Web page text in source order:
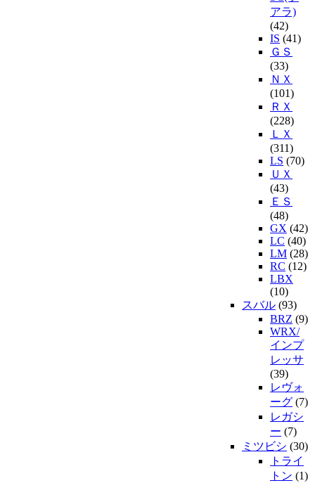
アラ)
(42)
IS (41)
ＧＳ
(33)
ＮＸ
(101)
ＲＸ
(228)
ＬＸ
(311)
LS (70)
ＵＸ
(43)
ＥＳ
(48)
GX (42)
LC (40)
LM (28)
RC (12)
LBX
(10)
スバル (93)
BRZ (9)
WRX/
インプ
レッサ
(39)
レヴォ
ーグ (7)
レガシ
ー (7)
ミツビシ (30)
トライ
トン (1)